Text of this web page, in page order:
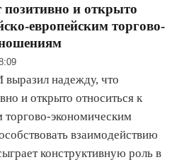
и открыто
европейским торгово-
надежду, что
и открыто относиться к
торгово-экономическим
взаимодействию
конструктивную роль в